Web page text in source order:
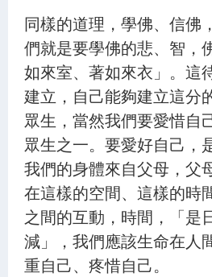
32.愚癡迷惑 以因緣治 - 第1537集
33.依經求藥 與子令服 - 第1538集
34.勸服法藥 苦患速除 - 第1539集
35.用藥安治 時世痼疾 - 第1540集
36.佛設方便 令服法藥 - 第1541集
37.子聞父喪 方受法藥 - 第1542集
38.悲佛涅槃 精勤斷苦 - 第1543集
39.方便示死 實為度生 - 第1544集
同樣的道理，學佛、信佛
們就是要學佛的悲、智，
如來室、著如來衣」。這
建立，自己能夠建立這分
眾生，當然我們要愛惜自
眾生之一。要愛好自己，
我們的身體來自父母，父
在這樣的空間、這樣的時
之間的互動，時間，「是
減」，我們應該生命在人
重自己、疼惜自己。